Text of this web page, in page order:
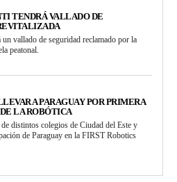
TENDRÁ VALLADO DE
vallado de seguridad reclamado por la
peatonal.
A PARAGUAY POR PRIMERA
LA ROBÓTICA
distintos colegios de Ciudad del Este y
de Paraguay en la FIRST Robotics